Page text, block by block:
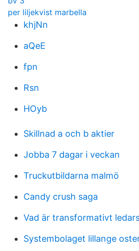
per liljekvist marbella
khjNn
aQeE
fpn
Rsn
HOyb
Skillnad a och b aktier
Jobba 7 dagar i veckan
Truckutbildarna malmö
Candy crush saga
Vad är transformativt
Systembolaget lillange